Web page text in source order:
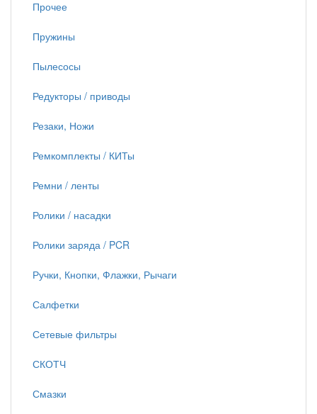
Прочее
Пружины
Пылесосы
Редукторы / приводы
Резаки, Ножи
Ремкомплекты / КИТы
Ремни / ленты
Ролики / насадки
Ролики заряда / PCR
Ручки, Кнопки, Флажки, Рычаги
Салфетки
Сетевые фильтры
СКОТЧ
Смазки